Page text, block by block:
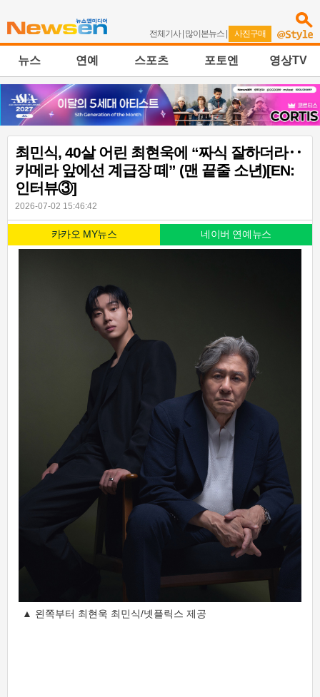
전체기사| 많이본뉴스 | 사진구매
뉴스 연예 스포츠 포토엔 영상TV
최민식, 40살 어린 최현욱에 “짜식 잘하더라‥
카메라 앞에선 계급장 떼” (맨 끝줄 소년)[EN:
인터뷰③]
2026-07-02 15:46:42
카카오 MY뉴스 네이버 연예뉴스
▲ 왼쪽부터 최현욱 최민식/넷플릭스 제공